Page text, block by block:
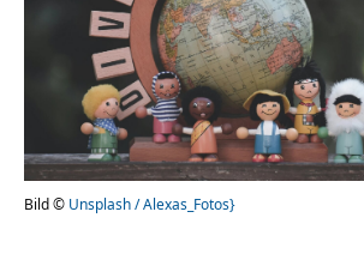
Nachgehört
Podcast
Newsletter
Zeit fürs Oberland
Bild © Unsplash / Alexas_Fotos}